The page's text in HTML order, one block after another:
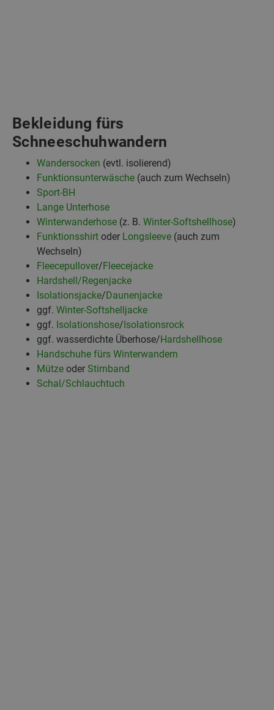
Bekleidung fürs
Schneeschuhwandern
Wandersocken (evtl. isolierend)
Funktionsunterwäsche (auch zum Wechseln)
Sport-BH
Lange Unterhose
Winterwanderhose (z. B. Winter-Softshellhose)
Funktionsshirt oder Longsleeve (auch zum
Wechseln)
Fleecepullover/Fleecejacke
Hardshell/Regenjacke
Isolationsjacke/Daunenjacke
ggf. Winter-Softshelljacke
ggf. Isolationshose/Isolationsrock
ggf. wasserdichte Überhose/Hardshellhose
Handschuhe fürs Winterwandern
Mütze oder Stirnband
Schal/Schlauchtuch